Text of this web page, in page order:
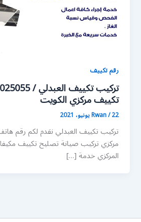
رقم تكييف
تكييف مركزي الكويت
Rwan/22 يونيو، 2021
تركيب تكييف العبدلي نقدم لكم رقم
مركزي تركيب صيانة تصليح تكييف
المركزي خدمة […]